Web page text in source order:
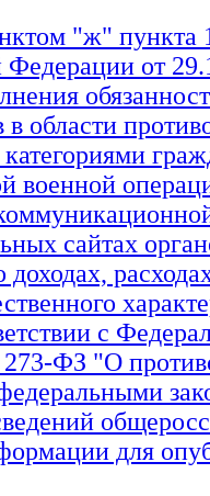
"ж" пункта
Федерации от
области
военной
сайтах
доходах,
с
ФЗ "О
для